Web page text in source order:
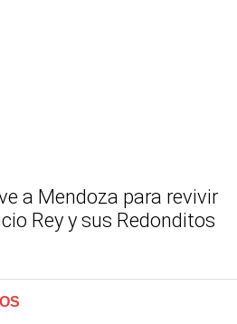
a Mendoza para revivir
Rey y sus Redonditos